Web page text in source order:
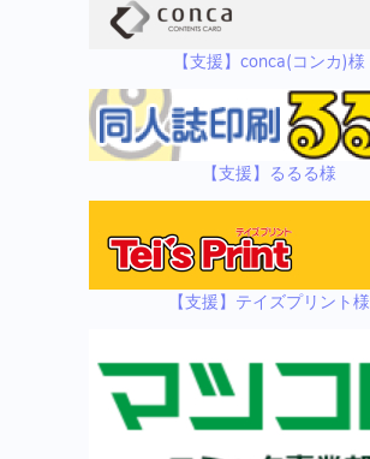
【支援】conca(コンカ)様
【支援】るるる様
【支援】テイズプリント様